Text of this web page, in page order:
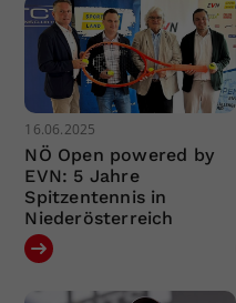
16.06.2025
NÖ Open powered by
EVN: 5 Jahre
Spitzentennis in
Niederösterreich